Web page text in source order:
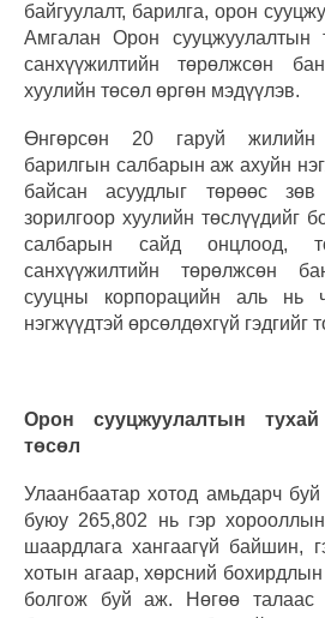
байгуулалт, барилга, орон
Амгалан Орон сууцжуулалтын
санхүүжилтийн төрөлжсөн
хуулийн төсөл өргөн мэдүүлэв.
Өнгөрсөн 20 гаруй жилийн
барилгын салбарын аж ахуйн
байсан асуудлыг төрөөс
зорилгоор хуулийн төслүүдийг
салбарын сайд онцлоод,
санхүүжилтийн төрөлжсөн
сууцны корпорацийн аль нь
нэгжүүдтэй өрсөлдөхгүй гэдгийг
Орон сууцжуулалтын
төсөл
Улаанбаатар хотод амьдарч
буюу 265,802 нь гэр
шаардлага хангаагүй байшин,
хотын агаар, хөрсний
болгож буй аж. Нөгөө талаас